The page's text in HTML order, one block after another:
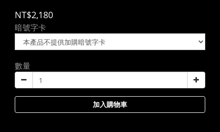
NT$2,180
暗號字卡
數量
加入購物車